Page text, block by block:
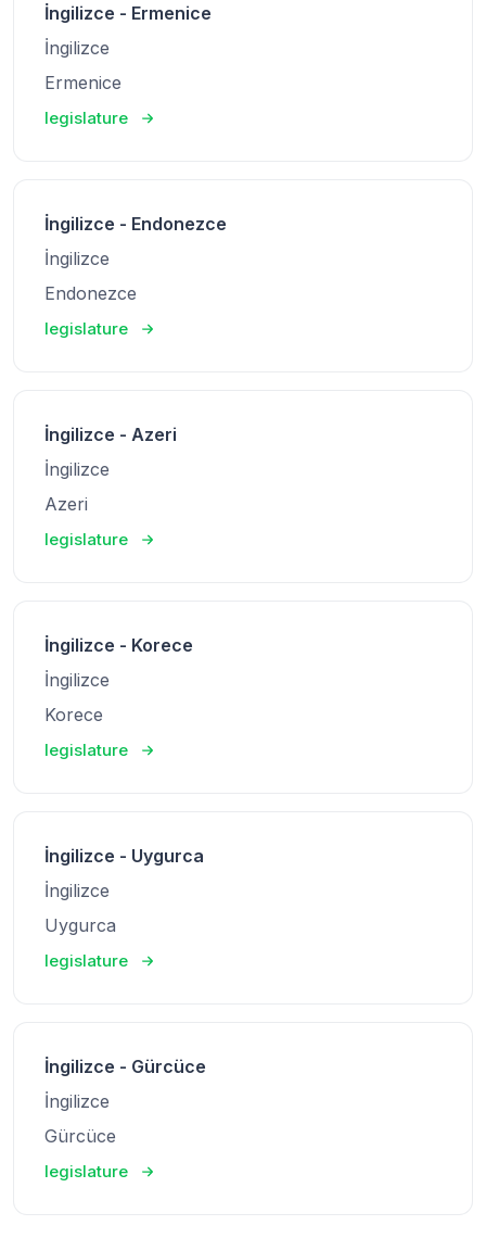
İngilizce - Ermenice
İngilizce
Ermenice
legislature
İngilizce - Endonezce
İngilizce
Endonezce
legislature
İngilizce - Azeri
İngilizce
Azeri
legislature
İngilizce - Korece
İngilizce
Korece
legislature
İngilizce - Uygurca
İngilizce
Uygurca
legislature
İngilizce - Gürcüce
İngilizce
Gürcüce
legislature